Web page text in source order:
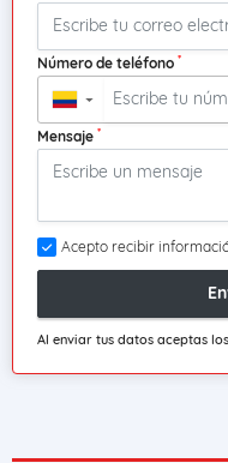
Número de teléfono *
▼
Mensaje *
Acepto recibir
Al enviar tus datos aceptas los